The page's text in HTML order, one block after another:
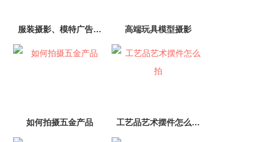
服装摄影、模特广告… 高端玩具模型摄影
如何拍摄五金产品 工艺品艺术摆件怎么…